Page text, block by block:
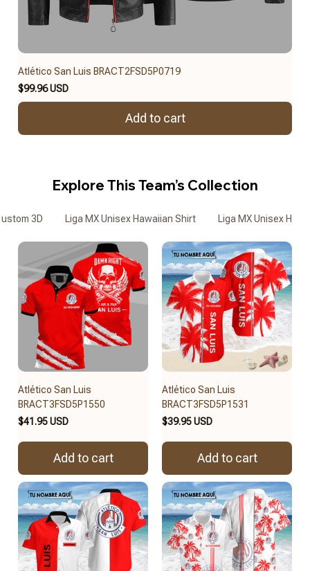
Atlético San Luis BRACT2FSD5P0719
$99.96 USD
Add to cart
Explore This Team’s Collection
3D Liga MX Unisex Hawaiian Shirt Liga MX Unisex
Atlético San Luis
BRACT3FSD5P1550
$41.95 USD
Add to cart
Atlético San Luis
BRACT3FSD5P1531
$39.95 USD
Add to cart